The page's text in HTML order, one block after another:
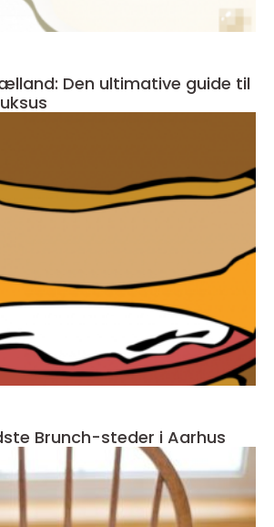
Den ultimative guide til
Brunch-steder i Aarhus